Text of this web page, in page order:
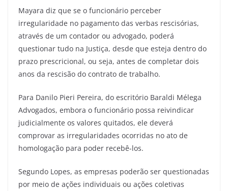
Mayara diz que se o funcionário perceber
irregularidade no pagamento das verbas rescisórias,
através de um contador ou advogado, poderá
questionar tudo na Justiça, desde que esteja dentro do
prazo prescricional, ou seja, antes de completar dois
anos da rescisão do contrato de trabalho.
Para Danilo Pieri Pereira, do escritório Baraldi Mélega
Advogados, embora o funcionário possa reivindicar
judicialmente os valores quitados, ele deverá
comprovar as irregularidades ocorridas no ato de
homologação para poder recebê-los.
Segundo Lopes, as empresas poderão ser questionadas
por meio de ações individuais ou ações coletivas